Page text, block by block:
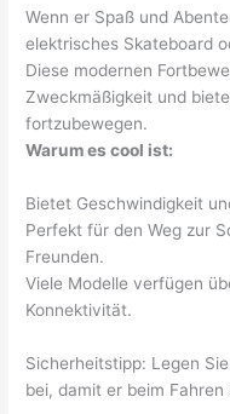
Wenn er Spaß und
elektrisches Skateboard
Diese modernen
Zweckmäßigkeit und
fortzubewegen.
Warum es cool ist:
Bietet Geschwindigkeit
Perfekt für den Weg zur
Freunden.
Viele Modelle verfügen
Konnektivität.
Sicherheitstipp: Legen
bei, damit er beim Fahren